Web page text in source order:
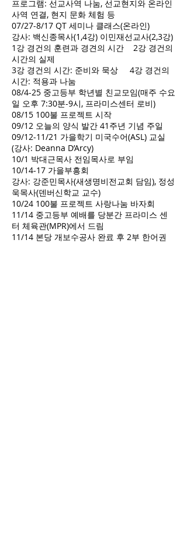
프로그램: 선교사역 나눔, 선교현지와 온라인
사역 연결, 현지 문화 체험 등
07/27-8/17 QT 세미나 클래스(온라인)
강사: 백신종목사(1,4강) 이민재선교사(2,3강)
1강 경건의 훈련과 경견의 시간 2강 경건의
시간의 실제
3강 경건의 시간: 준비와 묵상 4강 경건의
시간: 적용과 나눔
08/4-25 중고등부 학년별 친교모임(매주 수요
일 오후 7:30분-9시, 프라미스센터 로비)
08/15 100불 프로젝트 시작
09/12 오늘의 양식 발간 41주년 기념 주일
09/12-11/21 가을학기 미국수어(ASL) 교실
(강사: Deanna D’Arcy)
10/1 박대근목사 전임목사로 부임
10/14-17 가을부흥회
강사: 강준민목사(새생명비전교회 담임), 정성
욱목사(덴버신학교 교수)
10/24 100불 프로젝트 사랑나눔 바자회
11/14 중고등부 예배를 당분간 프라미스 센
터 체육관(MPR)에서 드림
11/14 본당 개보수공사 완료 후 2부 한어권